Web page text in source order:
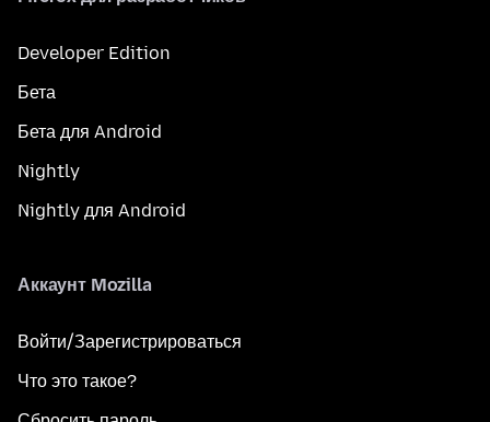
Developer Edition
Бета
Бета для Android
Nightly
Nightly для Android
Аккаунт Mozilla
Войти/Зарегистрироваться
Что это такое?